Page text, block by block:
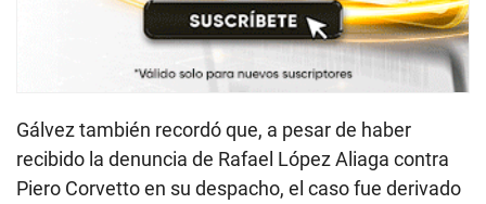
Gálvez también recordó que, a pesar de haber
recibido la denuncia de Rafael López Aliaga contra
Piero Corvetto en su despacho, el caso fue derivado